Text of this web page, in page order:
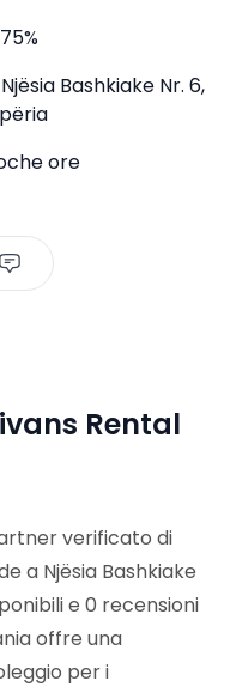
75%
Bashkiake Nr. 6,
ore
Rental
verificato di
a Njësia Bashkiake
e 0 recensioni
offre una
per i